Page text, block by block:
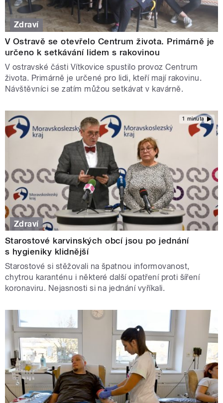
Zdraví
V Ostravě se otevřelo Centrum života. Primárně je
určeno k setkávání lidem s rakovinou
V ostravské části Vítkovice spustilo provoz Centrum
života. Primárně je určené pro lidi, kteří mají rakovinu.
Návštěvníci se zatím můžou setkávat v kavárně.
1 minuta
Zdraví
Starostové karvinských obcí jsou po jednání
s hygieniky klidnější
Starostové si stěžovali na špatnou informovanost,
chytrou karanténu i některé další opatření proti šíření
koronaviru. Nejasnosti si na jednání vyříkali.